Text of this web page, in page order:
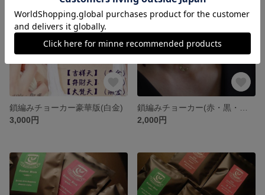
鎖編みチョーカー豪華版(白金)
3,000円
2,000円